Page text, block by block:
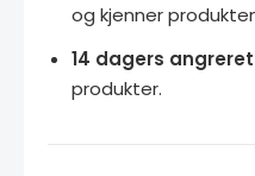
og kjenner
14 dagers
produkter.